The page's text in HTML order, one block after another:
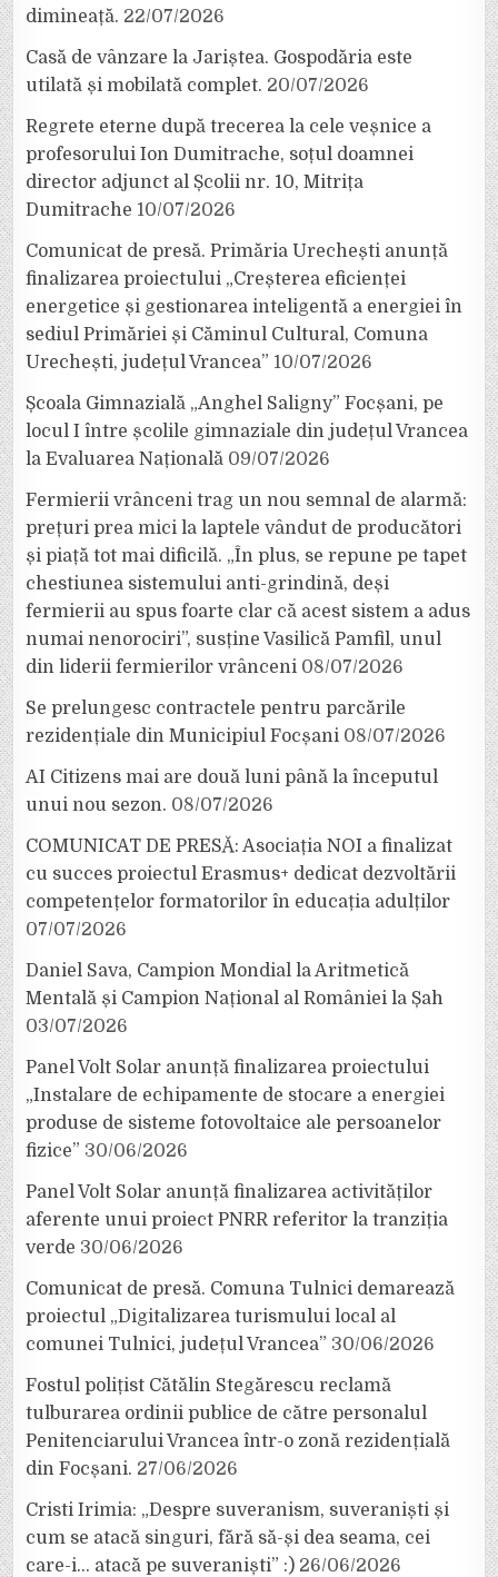
dimineață. 22/07/2026
Casă de vânzare la Jariștea. Gospodăria este
utilată și mobilată complet. 20/07/2026
Regrete eterne după trecerea la cele veșnice a
profesorului Ion Dumitrache, soțul doamnei
director adjunct al Școlii nr. 10, Mitrița
Dumitrache 10/07/2026
Comunicat de presă. Primăria Urechești anunță
finalizarea proiectului „Creșterea eficienței
energetice și gestionarea inteligentă a energiei în
sediul Primăriei și Căminul Cultural, Comuna
Urechești, județul Vrancea” 10/07/2026
Școala Gimnazială „Anghel Saligny” Focșani, pe
locul I între școlile gimnaziale din județul Vrancea
la Evaluarea Națională 09/07/2026
Fermierii vrânceni trag un nou semnal de alarmă:
prețuri prea mici la laptele vândut de producători
și piață tot mai dificilă. „În plus, se repune pe tapet
chestiunea sistemului anti-grindină, deși
fermierii au spus foarte clar că acest sistem a adus
numai nenorociri”, susține Vasilică Pamfil, unul
din liderii fermierilor vrânceni 08/07/2026
Se prelungesc contractele pentru parcările
rezidențiale din Municipiul Focșani 08/07/2026
AI Citizens mai are două luni până la începutul
unui nou sezon. 08/07/2026
COMUNICAT DE PRESĂ: Asociația NOI a finalizat
cu succes proiectul Erasmus+ dedicat dezvoltării
competențelor formatorilor în educația adulților
07/07/2026
Daniel Sava, Campion Mondial la Aritmetică
Mentală și Campion Național al României la Șah
03/07/2026
Panel Volt Solar anunță finalizarea proiectului
„Instalare de echipamente de stocare a energiei
produse de sisteme fotovoltaice ale persoanelor
fizice” 30/06/2026
Panel Volt Solar anunță finalizarea activităților
aferente unui proiect PNRR referitor la tranziția
verde 30/06/2026
Comunicat de presă. Comuna Tulnici demarează
proiectul „Digitalizarea turismului local al
comunei Tulnici, județul Vrancea” 30/06/2026
Fostul polițist Cătălin Stegărescu reclamă
tulburarea ordinii publice de către personalul
Penitenciarului Vrancea într-o zonă rezidențială
din Focșani. 27/06/2026
Cristi Irimia: „Despre suveranism, suveraniști și
cum se atacă singuri, fără să-și dea seama, cei
care-i… atacă pe suveraniști” :) 26/06/2026